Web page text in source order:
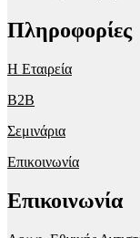
Πληροφορίες
Η Εταιρεία
B2B
Σεμινάρια
Επικοινωνία
Επικοινωνία